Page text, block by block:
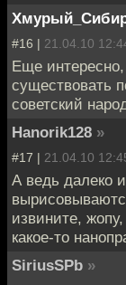
#16 | 21.04.10
Еще
существовать
советский
Hanorik128 »
#17 | 21.04.10
А ведь далеко
извините,
какое-то
SiriusSPb »